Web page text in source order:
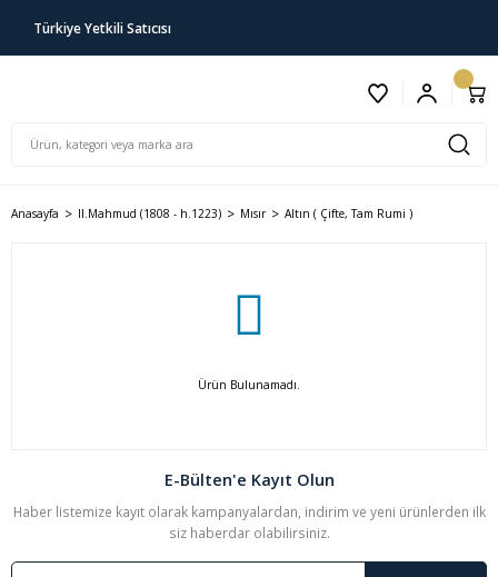
Türkiye Yetkili Satıcısı
Anasayfa II.Mahmud (1808 - h.1223) Mısır Altın ( Çifte, Tam Rumi )
Ürün Bulunamadı.
E-Bülten'e Kayıt Olun
Haber listemize kayıt olarak kampanyalardan, indirim ve yeni ürünlerden ilk
siz haberdar olabilirsiniz.